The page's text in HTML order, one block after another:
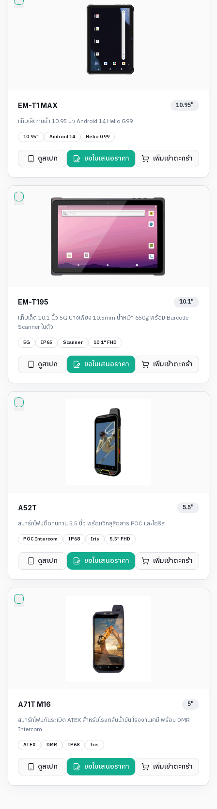
EM-T1 MAX
10.95"
แท็บเล็ตกันน้ำ 10.95 นิ้ว Android 14 Helio G99
10.95" Android 14 Helio G99
ดูสเปก ขอใบเสนอราคา เพิ่มเข้าตะกร้า
EM-T195
10.1"
แท็บเล็ต 10.1 นิ้ว 5G บางเพียง 10.5mm น้ำหนัก 650g พร้อม Barcode
Scanner ในตัว
5G IP65 Scanner 10.1" FHD
ดูสเปก ขอใบเสนอราคา เพิ่มเข้าตะกร้า
A52T
5.5"
สมาร์ทโฟนอึดทนทาน 5.5 นิ้ว พร้อมวิทยุสื่อสาร POC และไอริส
POC Intercom IP68 Iris 5.5" FHD
ดูสเปก ขอใบเสนอราคา เพิ่มเข้าตะกร้า
A71T M16
5"
สมาร์ทโฟนกันระเบิด ATEX สำหรับโรงกลั่นน้ำมัน โรงงานเคมี พร้อม DMR
Intercom
ATEX DMR IP68 Iris
ดูสเปก ขอใบเสนอราคา เพิ่มเข้าตะกร้า